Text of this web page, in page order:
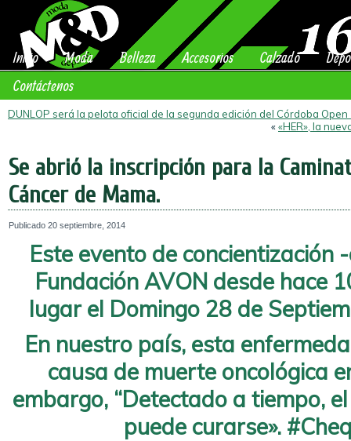
Inicio Moda Belleza Accesorios Calzado
Contáctenos
DUNLOP será la pelota oficial de la segunda edición del Córdoba Open
««HER», la
Se abrió la inscripción para la
Cáncer de Mama.
Publicado 20 septiembre, 2014
Este evento de concientización
Fundación AVON desde hace
lugar el Domingo 28 de
En nuestro país, esta
causa de muerte oncológica
embargo, “Detectado a tiempo,
puede curarse».